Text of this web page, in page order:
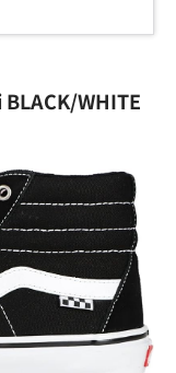
WHITE